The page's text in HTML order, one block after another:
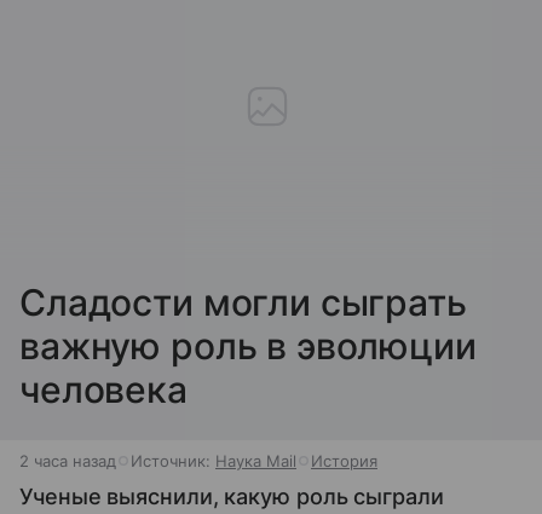
Сладости могли сыграть
важную роль в эволюции
человека
2 часа назад Источник: Наука Mail История
Ученые выяснили, какую роль сыграли